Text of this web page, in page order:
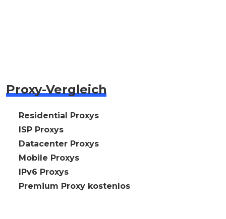
Proxy-Vergleich
🇩🇪 Residential Proxys
🇩🇪 ISP Proxys
🇩🇪 Datacenter Proxys
🇩🇪 Mobile Proxys
🇩🇪 IPv6 Proxys
⭐ Premium Proxy kostenlos